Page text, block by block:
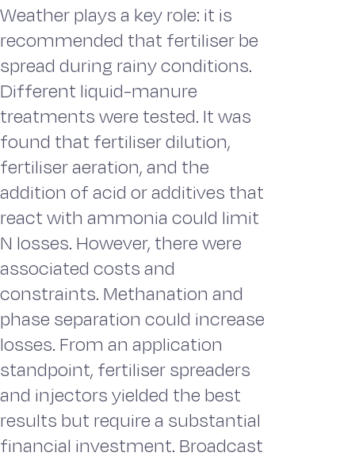
Weather plays a key role: it is
recommended that fertiliser be
spread during rainy conditions.
Different liquid-manure
treatments were tested. It was
found that fertiliser dilution,
fertiliser aeration, and the
addition of acid or additives that
react with ammonia could limit
N losses. However, there were
associated costs and
constraints. Methanation and
phase separation could increase
losses. From an application
standpoint, fertiliser spreaders
and injectors yielded the best
results but require a substantial
financial investment. Broadcast